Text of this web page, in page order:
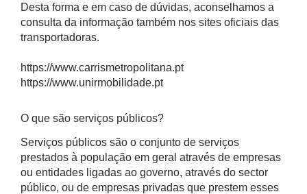
Desta forma e em caso de dúvidas, aconselhamos a
consulta da informação também nos sites oficiais das
transportadoras.
https://www.carrismetropolitana.pt
https://www.unirmobilidade.pt
O que são serviços públicos?
Serviços públicos são o conjunto de serviços
prestados à população em geral através de empresas
ou entidades ligadas ao governo, através do sector
público, ou de empresas privadas que prestem esses